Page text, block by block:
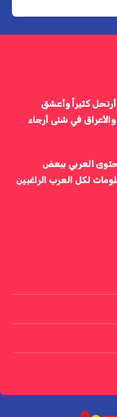
كثيراً وأعشق
في شتى أرجاء
العربي ببعض
لكل العرب الراغبين